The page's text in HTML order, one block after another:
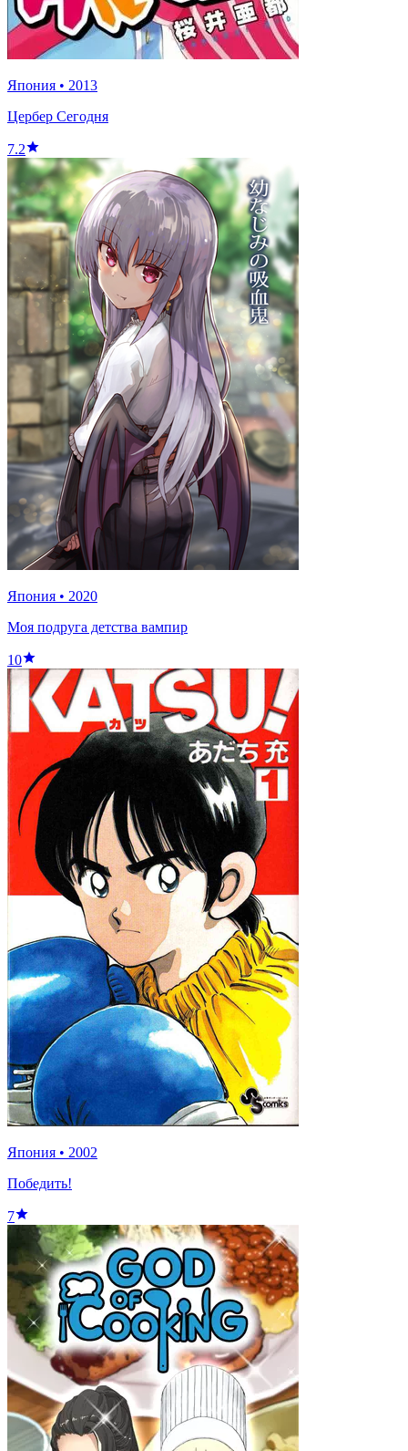
Япония • 2013
Цербер Сегодня
7.2
Япония • 2020
Моя подруга детства вампир
10
Япония • 2002
Победить!
7